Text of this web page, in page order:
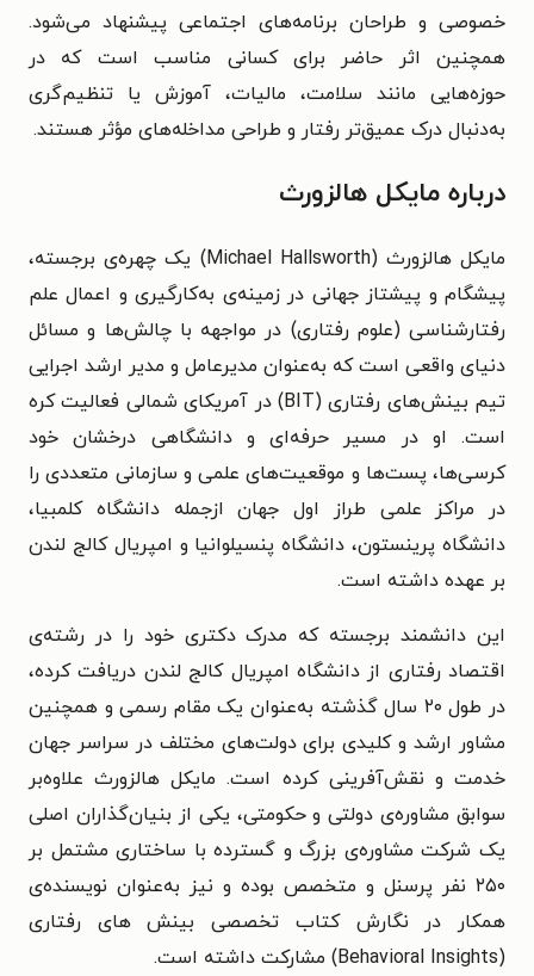
خصوصی و طراحان برنامه‌های اجتماعی پیشنهاد می‌شود.
همچنین اثر حاضر برای کسانی مناسب است که در
حوزه‌هایی مانند سلامت، مالیات، آموزش یا تنظیم‌گری
به‌دنبال درک عمیق‌تر رفتار و طراحی مداخله‌های مؤثر هستند.
درباره مایکل هالزورث
مایکل هالزورث (Michael Hallsworth) یک چهره‌ی برجسته،
پیشگام و پیشتاز جهانی در زمینه‌ی به‌کارگیری و اعمال علم
رفتارشناسی (علوم رفتاری) در مواجهه با چالش‌ها و مسائل
دنیای واقعی است که به‌عنوان مدیرعامل و مدیر ارشد اجرایی
تیم بینش‌های رفتاری (BIT) در آمریکای شمالی فعالیت کره
است. او در مسیر حرفه‌ای و دانشگاهی درخشان خود
کرسی‌ها، پست‌ها و موقعیت‌های علمی و سازمانی متعددی را
در مراکز علمی طراز اول جهان ازجمله دانشگاه کلمبیا،
دانشگاه پرینستون، دانشگاه پنسیلوانیا و امپریال کالج لندن
بر عهده داشته است.
این دانشمند برجسته که مدرک دکتری خود را در رشته‌ی
اقتصاد رفتاری از دانشگاه امپریال کالج لندن دریافت کرده،
در طول ۲۰ سال گذشته به‌عنوان یک مقام رسمی و همچنین
مشاور ارشد و کلیدی برای دولت‌های مختلف در سراسر جهان
خدمت و نقش‌آفرینی کرده است. مایکل هالزورث علاوه‌بر
سوابق مشاوره‌ی دولتی و حکومتی، یکی از بنیان‌گذاران اصلی
یک شرکت مشاوره‌ی بزرگ و گسترده با ساختاری مشتمل بر
۲۵۰ نفر پرسنل و متخصص بوده و نیز به‌عنوان نویسنده‌ی
همکار در نگارش کتاب تخصصی بینش های رفتاری
(Behavioral Insights) مشارکت داشته است.